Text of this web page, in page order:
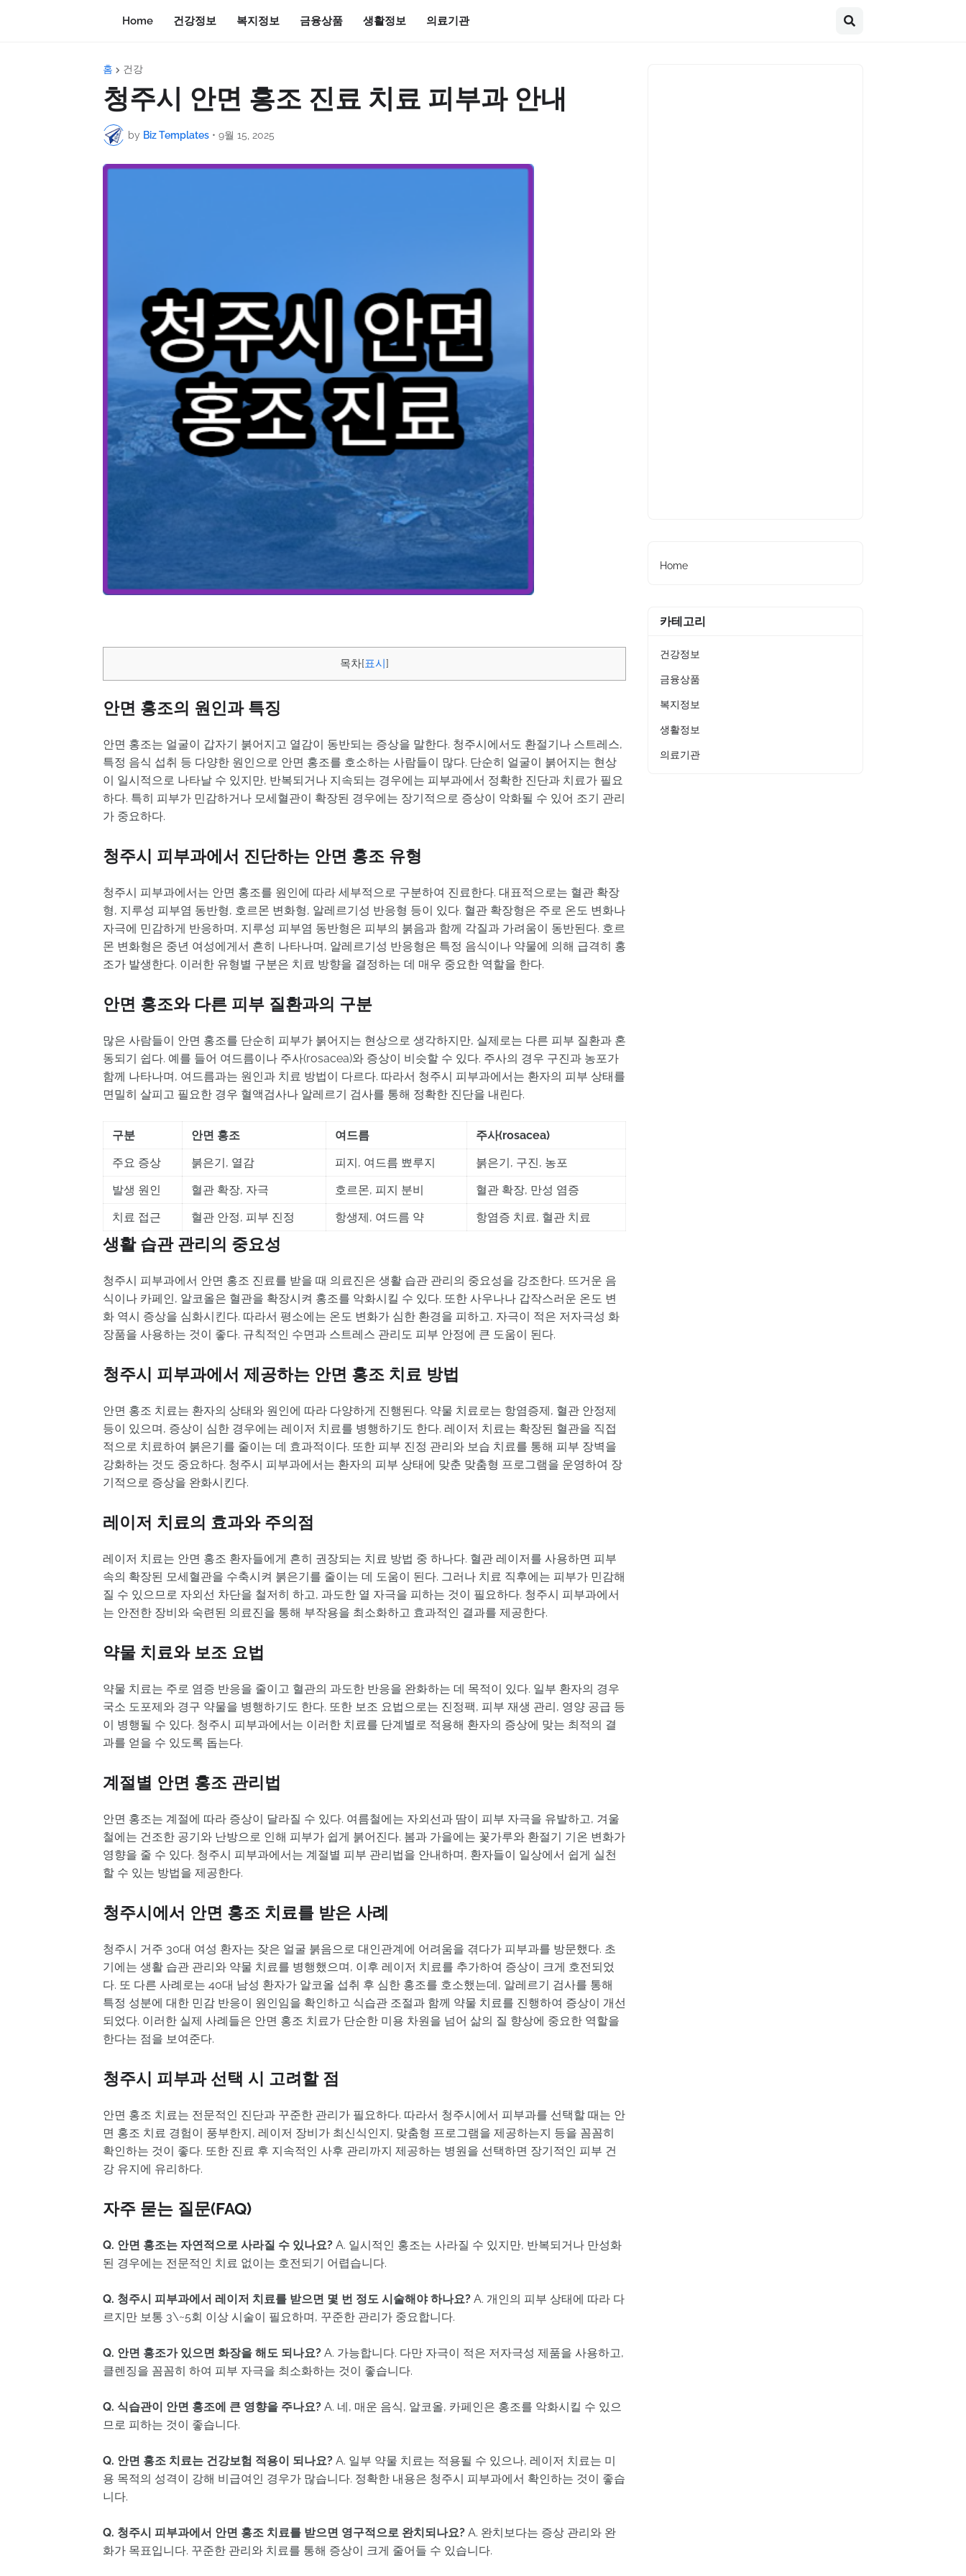
Home 건강정보 복지정보 금융상품 생활정보 의료기관
홈 건강
청주시 안면 홍조 진료 치료 피부과 안내
by Biz Templates • 9월 15, 2025
목차[표시]
안면 홍조의 원인과 특징
안면 홍조는 얼굴이 갑자기 붉어지고 열감이 동반되는 증상을 말한다. 청주시에서도 환절기나 스트레스,
특정 음식 섭취 등 다양한 원인으로 안면 홍조를 호소하는 사람들이 많다. 단순히 얼굴이 붉어지는 현상
이 일시적으로 나타날 수 있지만, 반복되거나 지속되는 경우에는 피부과에서 정확한 진단과 치료가 필요
하다. 특히 피부가 민감하거나 모세혈관이 확장된 경우에는 장기적으로 증상이 악화될 수 있어 조기 관리
가 중요하다.
청주시 피부과에서 진단하는 안면 홍조 유형
청주시 피부과에서는 안면 홍조를 원인에 따라 세부적으로 구분하여 진료한다. 대표적으로는 혈관 확장
형, 지루성 피부염 동반형, 호르몬 변화형, 알레르기성 반응형 등이 있다. 혈관 확장형은 주로 온도 변화나
자극에 민감하게 반응하며, 지루성 피부염 동반형은 피부의 붉음과 함께 각질과 가려움이 동반된다. 호르
몬 변화형은 중년 여성에게서 흔히 나타나며, 알레르기성 반응형은 특정 음식이나 약물에 의해 급격히 홍
조가 발생한다. 이러한 유형별 구분은 치료 방향을 결정하는 데 매우 중요한 역할을 한다.
안면 홍조와 다른 피부 질환과의 구분
많은 사람들이 안면 홍조를 단순히 피부가 붉어지는 현상으로 생각하지만, 실제로는 다른 피부 질환과 혼
동되기 쉽다. 예를 들어 여드름이나 주사(rosacea)와 증상이 비슷할 수 있다. 주사의 경우 구진과 농포가
함께 나타나며, 여드름과는 원인과 치료 방법이 다르다. 따라서 청주시 피부과에서는 환자의 피부 상태를
면밀히 살피고 필요한 경우 혈액검사나 알레르기 검사를 통해 정확한 진단을 내린다.
구분 안면 홍조 여드름
주사(rosacea)
주요 증상
붉은기, 열감 피지, 여드름 뾰루지
붉은기, 구진, 농포
발생 원인
혈관 확장, 자극 호르몬, 피지 분비
혈관 확장, 만성 염증
치료 접근
혈관 안정, 피부 진정 항생제, 여드름 약 항염증 치료, 혈관 치료
생활 습관 관리의 중요성
청주시 피부과에서 안면 홍조 진료를 받을 때 의료진은 생활 습관 관리의 중요성을 강조한다. 뜨거운 음
식이나 카페인, 알코올은 혈관을 확장시켜 홍조를 악화시킬 수 있다. 또한 사우나나 갑작스러운 온도 변
화 역시 증상을 심화시킨다. 따라서 평소에는 온도 변화가 심한 환경을 피하고, 자극이 적은 저자극성 화
장품을 사용하는 것이 좋다. 규칙적인 수면과 스트레스 관리도 피부 안정에 큰 도움이 된다.
청주시 피부과에서 제공하는 안면 홍조 치료 방법
안면 홍조 치료는 환자의 상태와 원인에 따라 다양하게 진행된다. 약물 치료로는 항염증제, 혈관 안정제
등이 있으며, 증상이 심한 경우에는 레이저 치료를 병행하기도 한다. 레이저 치료는 확장된 혈관을 직접
적으로 치료하여 붉은기를 줄이는 데 효과적이다. 또한 피부 진정 관리와 보습 치료를 통해 피부 장벽을
강화하는 것도 중요하다. 청주시 피부과에서는 환자의 피부 상태에 맞춘 맞춤형 프로그램을 운영하여 장
기적으로 증상을 완화시킨다.
레이저 치료의 효과와 주의점
레이저 치료는 안면 홍조 환자들에게 흔히 권장되는 치료 방법 중 하나다. 혈관 레이저를 사용하면 피부
속의 확장된 모세혈관을 수축시켜 붉은기를 줄이는 데 도움이 된다. 그러나 치료 직후에는 피부가 민감해
질 수 있으므로 자외선 차단을 철저히 하고, 과도한 열 자극을 피하는 것이 필요하다. 청주시 피부과에서
는 안전한 장비와 숙련된 의료진을 통해 부작용을 최소화하고 효과적인 결과를 제공한다.
약물 치료와 보조 요법
약물 치료는 주로 염증 반응을 줄이고 혈관의 과도한 반응을 완화하는 데 목적이 있다. 일부 환자의 경우
국소 도포제와 경구 약물을 병행하기도 한다. 또한 보조 요법으로는 진정팩, 피부 재생 관리, 영양 공급 등
이 병행될 수 있다. 청주시 피부과에서는 이러한 치료를 단계별로 적용해 환자의 증상에 맞는 최적의 결
과를 얻을 수 있도록 돕는다.
계절별 안면 홍조 관리법
안면 홍조는 계절에 따라 증상이 달라질 수 있다. 여름철에는 자외선과 땀이 피부 자극을 유발하고, 겨울
철에는 건조한 공기와 난방으로 인해 피부가 쉽게 붉어진다. 봄과 가을에는 꽃가루와 환절기 기온 변화가
영향을 줄 수 있다. 청주시 피부과에서는 계절별 피부 관리법을 안내하며, 환자들이 일상에서 쉽게 실천
할 수 있는 방법을 제공한다.
청주시에서 안면 홍조 치료를 받은 사례
청주시 거주 30대 여성 환자는 잦은 얼굴 붉음으로 대인관계에 어려움을 겪다가 피부과를 방문했다. 초
기에는 생활 습관 관리와 약물 치료를 병행했으며, 이후 레이저 치료를 추가하여 증상이 크게 호전되었
다. 또 다른 사례로는 40대 남성 환자가 알코올 섭취 후 심한 홍조를 호소했는데, 알레르기 검사를 통해
특정 성분에 대한 민감 반응이 원인임을 확인하고 식습관 조절과 함께 약물 치료를 진행하여 증상이 개선
되었다. 이러한 실제 사례들은 안면 홍조 치료가 단순한 미용 차원을 넘어 삶의 질 향상에 중요한 역할을
한다는 점을 보여준다.
청주시 피부과 선택 시 고려할 점
안면 홍조 치료는 전문적인 진단과 꾸준한 관리가 필요하다. 따라서 청주시에서 피부과를 선택할 때는 안
면 홍조 치료 경험이 풍부한지, 레이저 장비가 최신식인지, 맞춤형 프로그램을 제공하는지 등을 꼼꼼히
확인하는 것이 좋다. 또한 진료 후 지속적인 사후 관리까지 제공하는 병원을 선택하면 장기적인 피부 건
강 유지에 유리하다.
자주 묻는 질문(FAQ)
Q. 안면 홍조는 자연적으로 사라질 수 있나요? A. 일시적인 홍조는 사라질 수 있지만, 반복되거나 만성화
된 경우에는 전문적인 치료 없이는 호전되기 어렵습니다.
Q. 청주시 피부과에서 레이저 치료를 받으면 몇 번 정도 시술해야 하나요? A. 개인의 피부 상태에 따라 다
르지만 보통 3\~5회 이상 시술이 필요하며, 꾸준한 관리가 중요합니다.
Q. 안면 홍조가 있으면 화장을 해도 되나요? A. 가능합니다. 다만 자극이 적은 저자극성 제품을 사용하고,
클렌징을 꼼꼼히 하여 피부 자극을 최소화하는 것이 좋습니다.
Q. 식습관이 안면 홍조에 큰 영향을 주나요? A. 네, 매운 음식, 알코올, 카페인은 홍조를 악화시킬 수 있으
므로 피하는 것이 좋습니다.
Q. 안면 홍조 치료는 건강보험 적용이 되나요? A. 일부 약물 치료는 적용될 수 있으나, 레이저 치료는 미
용 목적의 성격이 강해 비급여인 경우가 많습니다. 정확한 내용은 청주시 피부과에서 확인하는 것이 좋습
니다.
Q. 청주시 피부과에서 안면 홍조 치료를 받으면 영구적으로 완치되나요? A. 완치보다는 증상 관리와 완
화가 목표입니다. 꾸준한 관리와 치료를 통해 증상이 크게 줄어들 수 있습니다.
Home
카테고리
건강정보
금융상품
복지정보
생활정보
의료기관